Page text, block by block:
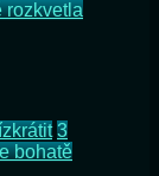
rozkvetla
zkrátit 3
bohatě